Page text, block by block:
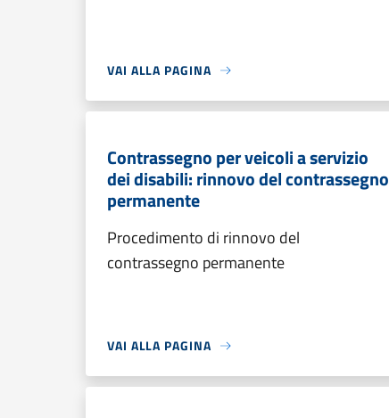
VAI ALLA PAGINA
Contrassegno per veicoli a servizio
dei disabili: rinnovo del contrassegno
permanente
Procedimento di rinnovo del
contrassegno permanente
VAI ALLA PAGINA